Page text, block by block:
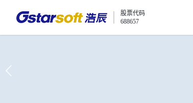
股票代码
688657